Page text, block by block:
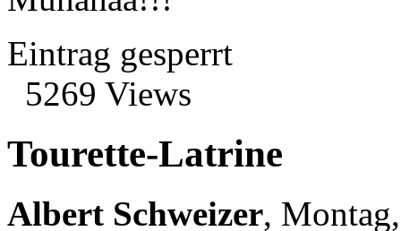
Eintrag gesperrt
5269 Views
Tourette-Latrine
Albert Schweizer,